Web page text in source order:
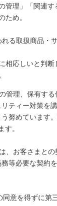
理」「関連す
ため。
る取扱商品・
応しいと判
理、保有す
ティー対策を
努めています
。
お客さまと
等必要な契約
意を得ずに第